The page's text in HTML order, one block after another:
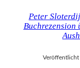
Peter
Veröffentlicht